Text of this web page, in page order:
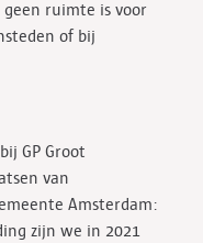
geen ruimte is voor
of bij
GP Groot
van
Amsterdam:
zijn we in 2021